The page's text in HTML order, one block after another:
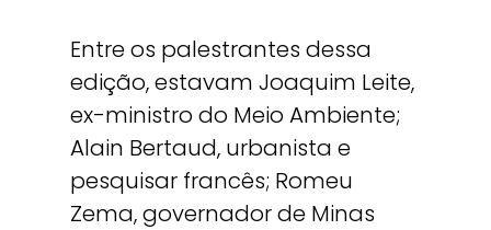
Entre os palestrantes dessa
edição, estavam Joaquim Leite,
ex-ministro do Meio Ambiente;
Alain Bertaud, urbanista e
pesquisar francês; Romeu
Zema, governador de Minas